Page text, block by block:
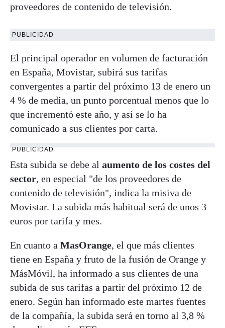
proveedores de contenido de televisión.
PUBLICIDAD
El principal operador en volumen de facturación
en España, Movistar, subirá sus tarifas
convergentes a partir del próximo 13 de enero un
4 % de media, un punto porcentual menos que lo
que incrementó este año, y así se lo ha
comunicado a sus clientes por carta.
PUBLICIDAD
Esta subida se debe al aumento de los costes del
sector, en especial "de los proveedores de
contenido de televisión", indica la misiva de
Movistar. La subida más habitual será de unos 3
euros por tarifa y mes.
En cuanto a MasOrange, el que más clientes
tiene en España y fruto de la fusión de Orange y
MásMóvil, ha informado a sus clientes de una
subida de sus tarifas a partir del próximo 12 de
enero. Según han informado este martes fuentes
de la compañía, la subida será en torno al 3,8 %